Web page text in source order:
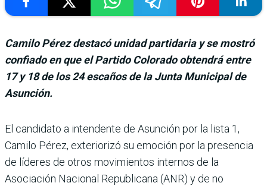
Camilo Pérez destacó unidad partidaria y se mostró
confiado en que el Partido Colorado obtendrá entre
17 y 18 de los 24 escaños de la Junta Municipal de
Asunción.
El candidato a inten­dente de Asunción por la lista 1,
Camilo Pérez, exteriorizó su emo­ción por la presencia
de líderes de otros movimien­tos internos de la
Asociación Nacional Republicana (ANR) y de no